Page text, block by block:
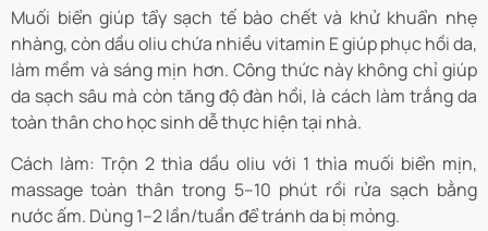
Muối biển giúp tẩy sạch tế bào chết và khử khuẩn nhẹ
nhàng, còn dầu oliu chứa nhiều vitamin E giúp phục hồi da,
làm mềm và sáng mịn hơn. Công thức này không chỉ giúp
da sạch sâu mà còn tăng độ đàn hồi, là cách làm trắng da
toàn thân cho học sinh dễ thực hiện tại nhà.
Cách làm: Trộn 2 thìa dầu oliu với 1 thìa muối biển mịn,
massage toàn thân trong 5–10 phút rồi rửa sạch bằng
nước ấm. Dùng 1–2 lần/tuần để tránh da bị mỏng.